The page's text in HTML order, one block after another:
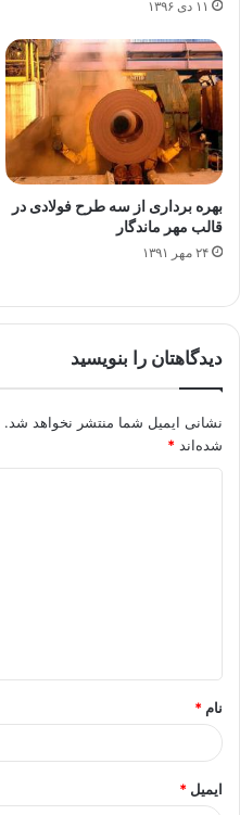
۱۱ دی ۱۳۹۶
بهره برداری از سه طرح فولادی در
قالب مهر ماندگار
۲۴ مهر ۱۳۹۱
دیدگاهتان را بنویسید
نشانی ایمیل شما منتشر نخواهد شد.
شده‌اند *
*
نام *
ایمیل *